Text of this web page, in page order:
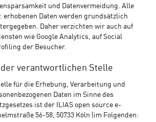
und Datenvermeidung. Alle
erhobenen Daten werden grundsätzlich
Daher verzichten wir auch auf
wie Google Analytics, auf Social
der Besucher.
der verantwortlichen Stelle
für die Erhebung, Verarbeitung und
Daten im Sinne des
ist der ILIAS open source e-
56-58, 50733 Köln (im Folgenden: